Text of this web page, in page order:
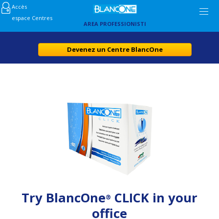
Accès
espace Centres
AREA PROFESSIONISTI
Devenez un Centre BlancOne
Try BlancOne® CLICK in your
office